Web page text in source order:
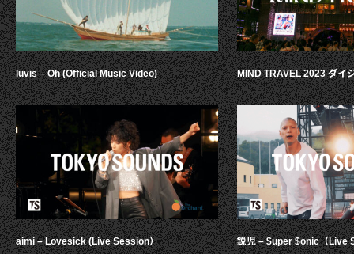
luvis – Oh (Official Music Video)
aimi – Lovesick (Live Session）
MIND TRAVEL 2023 ダイ
鋭児 – $uper $onic（Live